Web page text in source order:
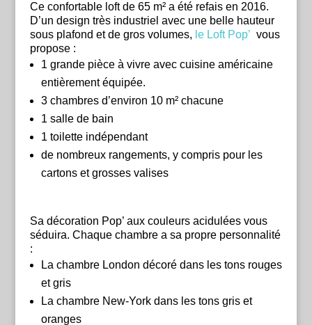
Ce confortable loft de 65 m² a été refais en 2016.
D’un design très industriel avec une belle hauteur
sous plafond et de gros volumes, le Loft Pop’ vous
propose :
1 grande pièce à vivre avec cuisine américaine
entièrement équipée.
3 chambres d’environ 10 m² chacune
1 salle de bain
1 toilette indépendant
de nombreux rangements, y compris pour les
cartons et grosses valises
Sa décoration Pop’ aux couleurs acidulées vous
séduira. Chaque chambre a sa propre personnalité
:
La chambre London décoré dans les tons rouges
et gris
La chambre New-York dans les tons gris et
oranges